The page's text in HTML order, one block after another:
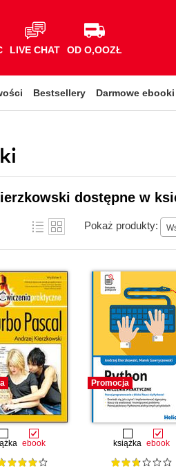
LIVE CHAT OD O,OOZŁ
Bestsellery Darmowe ebooki
dostępne w
Pokaż produkty:
ebook
Promocja
książka ebook